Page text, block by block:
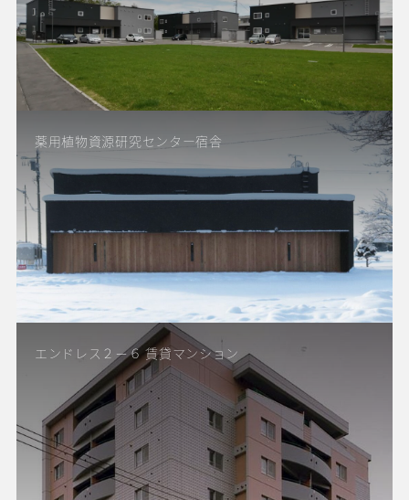
薬用植物資源研究センター宿舎
エンドレス２－６ 賃貸マンション